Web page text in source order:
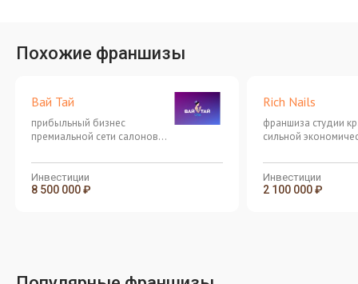
Похожие франшизы
Вай Тай
прибыльный бизнес
премиальной сети салонов
Инвестиции
8 500 000 ₽
Rich Nails
франшиза студии
сильной
Инвестиции
2 100 000 ₽